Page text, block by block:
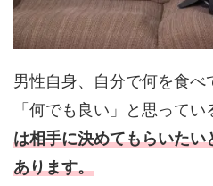
男性自身、自分で何を食べ
「何でも良い」と思ってい
は相手に決めてもらいた
あります。